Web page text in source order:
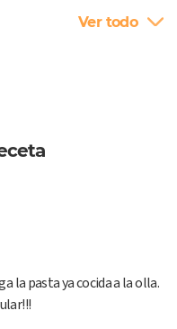
Ver todo
la pasta ya cocida a la olla.